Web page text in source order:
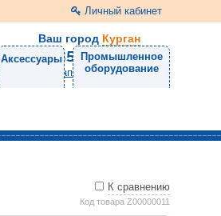
Личный кабинет
Ваш город Курган
8 (3522) 46-05-10
Напишите нам
Аксессуары
Промышленное
оборудование
К сравнению
Код товара Z00000011